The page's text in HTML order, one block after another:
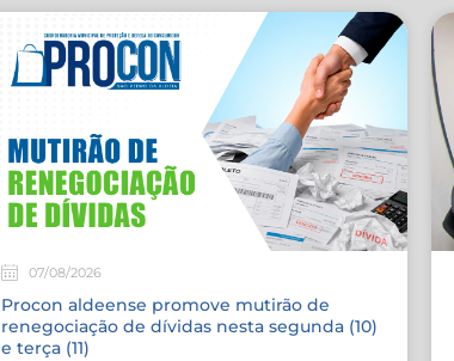
07/08/2026
Procon aldeense promove mutirão de
renegociação de dívidas nesta segunda (10)
e terça (11)